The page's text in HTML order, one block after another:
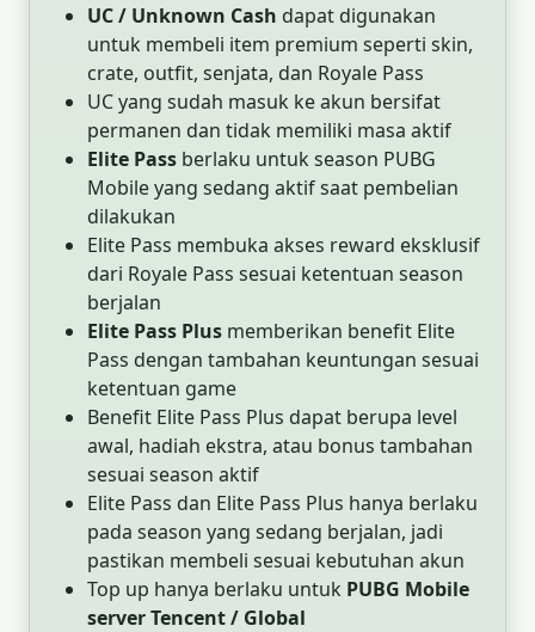
UC / Unknown Cash dapat digunakan
untuk membeli item premium seperti skin,
crate, outfit, senjata, dan Royale Pass
UC yang sudah masuk ke akun bersifat
permanen dan tidak memiliki masa aktif
Elite Pass berlaku untuk season PUBG
Mobile yang sedang aktif saat pembelian
dilakukan
Elite Pass membuka akses reward eksklusif
dari Royale Pass sesuai ketentuan season
berjalan
Elite Pass Plus memberikan benefit Elite
Pass dengan tambahan keuntungan sesuai
ketentuan game
Benefit Elite Pass Plus dapat berupa level
awal, hadiah ekstra, atau bonus tambahan
sesuai season aktif
Elite Pass dan Elite Pass Plus hanya berlaku
pada season yang sedang berjalan, jadi
pastikan membeli sesuai kebutuhan akun
Top up hanya berlaku untuk PUBG Mobile
server Tencent / Global